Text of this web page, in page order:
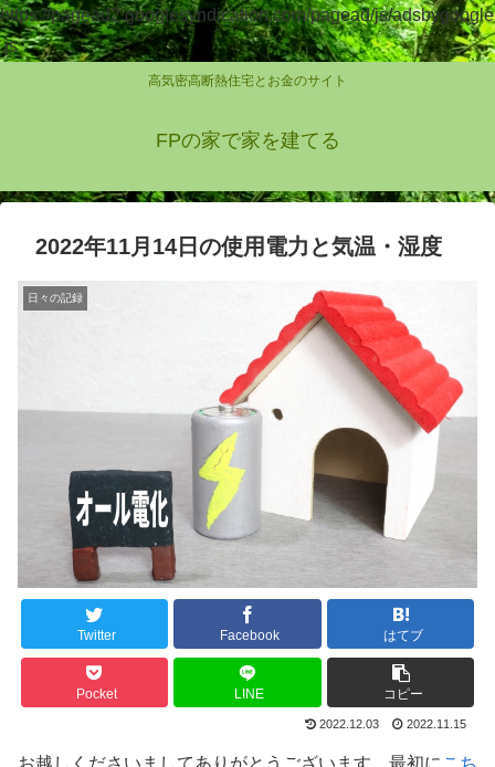
https://pagead2.googlesyndication.com/pagead/js/adsbygoogle
.js
高気密高断熱住宅とお金のサイト
FPの家で家を建てる
2022年11月14日の使用電力と気温・湿度
日々の記録
Twitter Facebook はてブ
Pocket LINE コピー
2022.12.03 2022.11.15
お越しくださいましてありがとうございます。最初に こち